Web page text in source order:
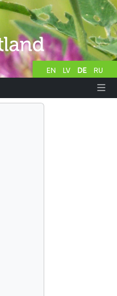
EN LV DE RU